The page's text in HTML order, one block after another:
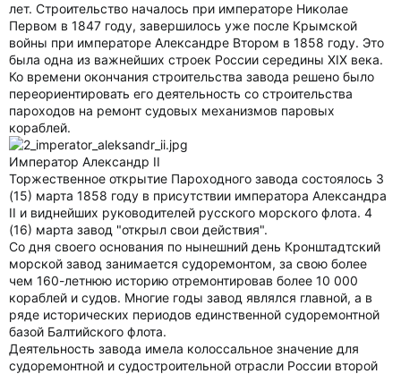
лет. Строительство началось при императоре Николае
Первом в 1847 году, завершилось уже после Крымской
войны при императоре Александре Втором в 1858 году. Это
была одна из важнейших строек России середины XIX века.
Ко времени окончания строительства завода решено было
переориентировать его деятельность со строительства
пароходов на ремонт судовых механизмов паровых
кораблей.
Император Александр II
Торжественное открытие Пароходного завода состоялось 3
(15) марта 1858 году в присутствии императора Александра
II и виднейших руководителей русского морского флота. 4
(16) марта завод "открыл свои действия".
Со дня своего основания по нынешний день Кронштадтский
морской завод занимается судоремонтом, за свою более
чем 160-летнюю историю отремонтировав более 10 000
кораблей и судов. Многие годы завод являлся главной, а в
ряде исторических периодов единственной судоремонтной
базой Балтийского флота.
Деятельность завода имела колоссальное значение для
судоремонтной и судостроительной отрасли России второй